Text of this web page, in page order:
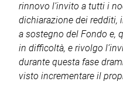
rinnovo l’invito a tutti i
dichiarazione dei redditi,
a sostegno del Fondo e,
in difficoltà, e rivolgo
durante questa fase
visto incrementare il